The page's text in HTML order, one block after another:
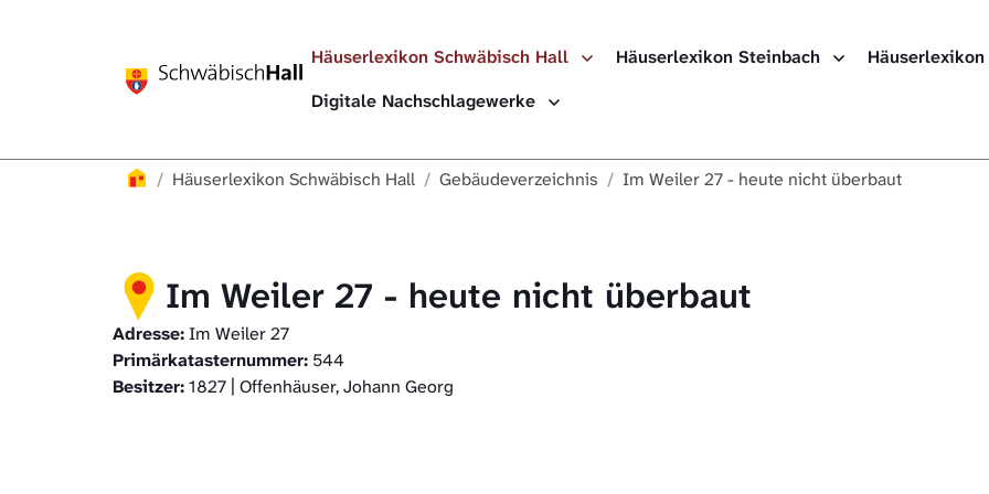
Häuserlexikon Schwäbisch Hall
Häuserlexikon Steinbach
Digitale Nachschlagewerke
Häuserlexikon
Häuserlexikon Schwäbisch Hall Gebäudeverzeichnis Im Weiler 27 - heute nicht überbaut
Im Weiler 27 - heute nicht überbaut
Adresse:Im Weiler 27
Primärkatasternummer: 544
Besitzer:1827 | Offenhäuser, Johann Georg
Häuserlexikon